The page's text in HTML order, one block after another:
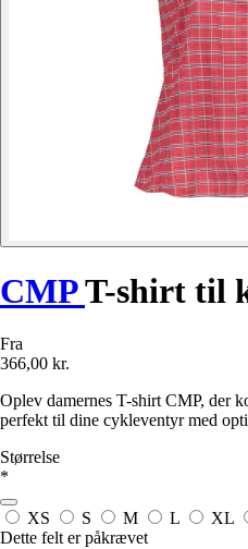
CMPT-shirt til
Fra
366,00 kr.
Oplev damernes T-shirt CMP, der
perfekt til dine cykleventyr med
Størrelse
*
XS S M L XL
Dette felt er påkrævet